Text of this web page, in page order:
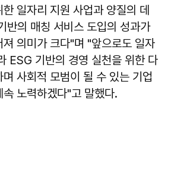
일자리 지원 사업과 양질의 데
반의 매칭 서비스 도입의 성과가
의미가 크다"며 "앞으로도 일자
ESG 기반의 경영 실천을 위한 다
사회적 모범이 될 수 있는 기업
노력하겠다"고 말했다.